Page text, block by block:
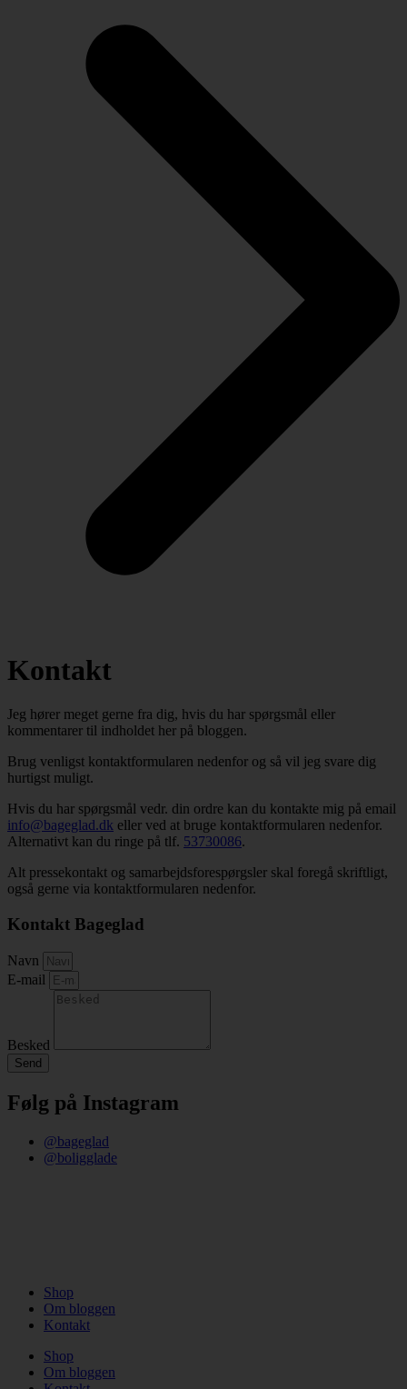
Kontakt
Jeg hører meget gerne fra dig, hvis du har spørgsmål eller
kommentarer til indholdet her på bloggen.
Brug venligst kontaktformularen nedenfor og så vil jeg svare dig
hurtigst muligt.
Hvis du har spørgsmål vedr. din ordre kan du kontakte mig på email
info@bageglad.dk eller ved at bruge kontaktformularen nedenfor.
Alternativt kan du ringe på tlf. 53730086.
Alt pressekontakt og samarbejdsforespørgsler skal foregå skriftligt,
også gerne via kontaktformularen nedenfor.
Kontakt Bageglad
Navn
E-mail
Besked
Send
Følg på Instagram
@bageglad
@boligglade
Shop
Om bloggen
Kontakt
Shop
Om bloggen